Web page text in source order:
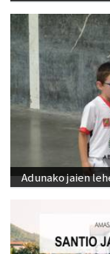
Adunako jaien